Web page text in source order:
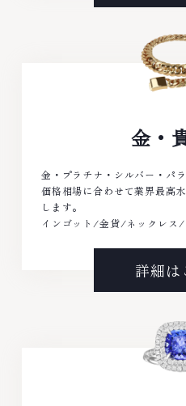
金・
金・プラチナ・シルバー・パ
価格相場に合わせて業界最高
します。
インゴット/金貨/ネックレス/
詳細は